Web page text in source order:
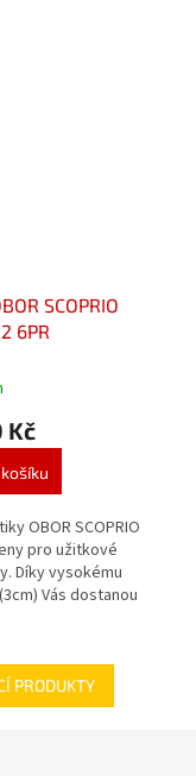
SCOPRIO
6PR
Kč
OBOR SCOPRIO
pro užitkové
Díky vysokému
Vás dostanou
pohodlnou...
PRODUKTY